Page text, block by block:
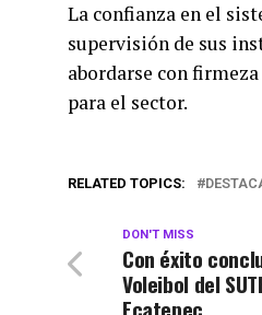
La confianza en el
supervisión de sus
abordarse con
para el sector.
RELATED TOPICS:
DON'T MISS
Con éxito
Voleibol del